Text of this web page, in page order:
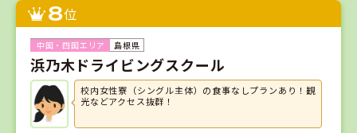
8位
島根県
浜乃木ドライビングスクール
校内女性寮（シングル主体）の食事なしプランあり！観
光などアクセス抜群！